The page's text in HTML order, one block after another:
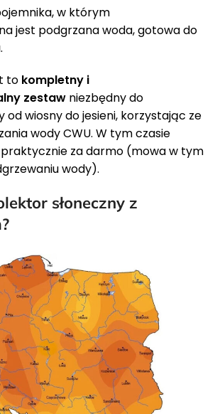
w którym
jest podgrzana woda, gotowa do
to kompletny i
zestaw niezbędny do
od wiosny do jesieni, korzystając ze
wody CWU. W tym czasie
praktycznie za darmo (mowa w tym
wody).
słoneczny z